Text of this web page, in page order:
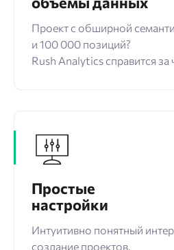
Проект с обширной
и 100 000 позиций?
Rush Analytics справится за
Простые
настройки
Интуитивно понятный
создание проектов.